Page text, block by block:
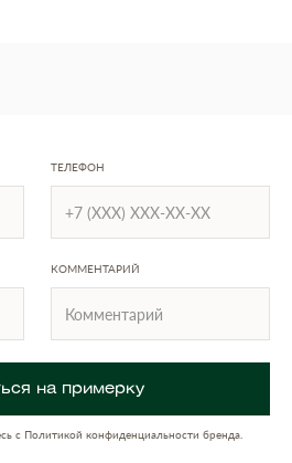
ТЕЛЕФОН
КОММЕНТАРИЙ
на примерку
с Политикой конфиденциальности бренда.